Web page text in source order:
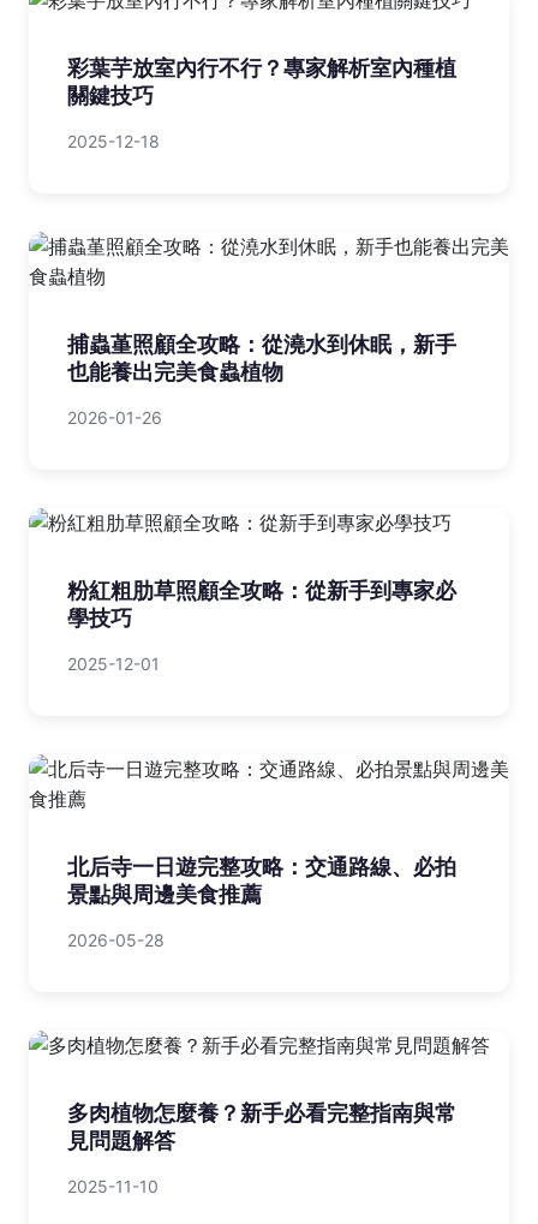
彩葉芋放室內行不行？專家解析室內種植
關鍵技巧
2025-12-18
捕蟲堇照顧全攻略：從澆水到休眠，新手
也能養出完美食蟲植物
2026-01-26
粉紅粗肋草照顧全攻略：從新手到專家必
學技巧
2025-12-01
北后寺一日遊完整攻略：交通路線、必拍
景點與周邊美食推薦
2026-05-28
多肉植物怎麼養？新手必看完整指南與常
見問題解答
2025-11-10